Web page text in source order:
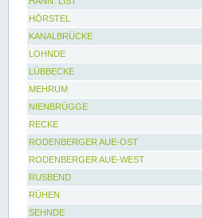
HÖRSTEL
KANALBRÜCKE
LOHNDE
LÜBBECKE
MEHRUM
NIENBRÜGGE
RECKE
RODENBERGER AUE-OST
RODENBERGER AUE-WEST
RUSBEND
RÜHEN
SEHNDE